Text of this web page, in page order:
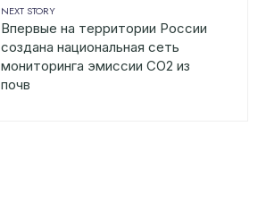
NEXT STORY
Впервые на территории России
создана национальная сеть
мониторинга эмиссии СО2 из
почв